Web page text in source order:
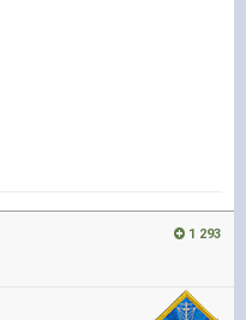
1 293